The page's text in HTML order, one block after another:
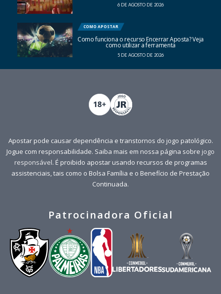
6 DE AGOSTO DE 2026
COMO APOSTAR
Como funciona o recurso Encerrar Aposta? Veja
como utilizar a ferramenta
5 DE AGOSTO DE 2026
Apostar pode causar dependência e transtornos do jogo patológico.
Jogue com responsabilidade. Saiba mais em nossa página sobre jogo
responsável. É proibido apostar usando recursos de programas
assistenciais, tais como o Bolsa Família e o Benefício de Prestação
Continuada.
Patrocinadora Oficial